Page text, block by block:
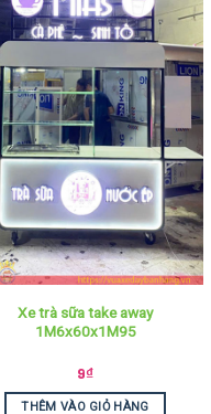
Xe trà sữa take away
1M6x60x1M95
9₫
THÊM VÀO GIỎ HÀNG